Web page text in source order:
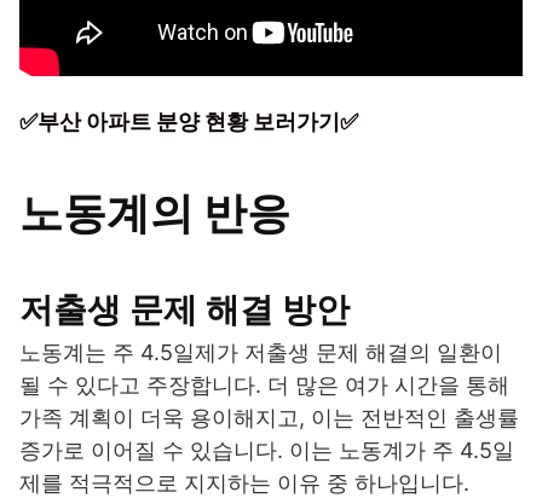
✅부산 아파트 분양 현황 보러가기✅
노동계의 반응
저출생 문제 해결 방안
노동계는 주 4.5일제가 저출생 문제 해결의 일환이
될 수 있다고 주장합니다. 더 많은 여가 시간을 통해
가족 계획이 더욱 용이해지고, 이는 전반적인 출생률
증가로 이어질 수 있습니다. 이는 노동계가 주 4.5일
제를 적극적으로 지지하는 이유 중 하나입니다.